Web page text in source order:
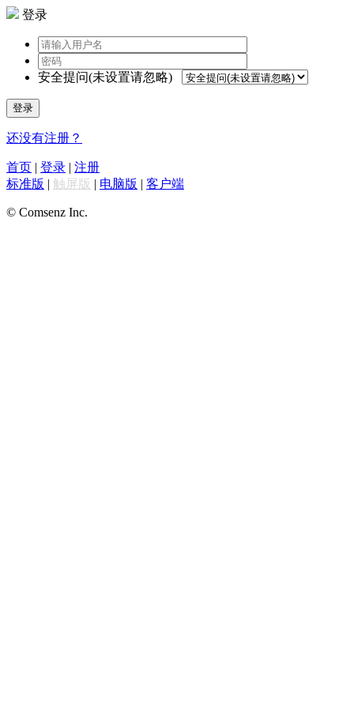
登录
安全提问(未设置请忽略)
登录
还没有注册？
首页 | 登录 | 注册
标准版 | 触屏版 | 电脑版 | 客户端
© Comsenz Inc.